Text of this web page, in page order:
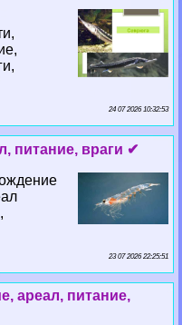
24 07 2026 10:32:53
питание, враги ✔
23 07 2026 22:25:51
ареал, питание,